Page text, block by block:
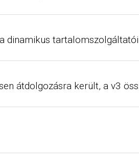
dinamikus
átdolgozásra került, a v3